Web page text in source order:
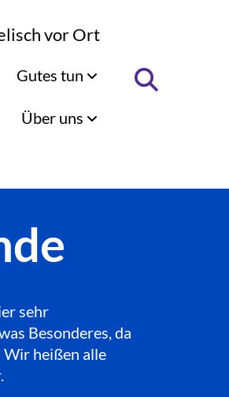
vor Ort
Gutes tun
Über uns
sehr
Besonderes, da
Wir heißen alle